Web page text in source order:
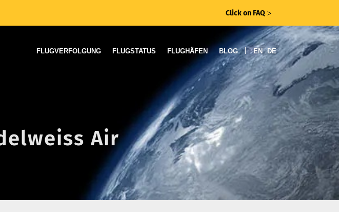
Click on FAQ ᐳ
FLUGVERFOLGUNG FLUGSTATUS FLUGHÄFEN BLOG | EN DE
Air